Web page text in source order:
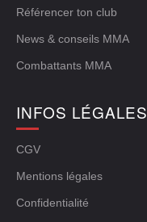
Référencer ton club
News & conseils MMA
Combattants MMA
INFOS LÉGALES
CGV
Mentions légales
Confidentialité